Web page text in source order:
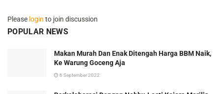
Please login to join discussion
POPULAR NEWS
Makan Murah Dan Enak Ditengah Harga BBM Naik,
Ke Warung Goceng Aja
6 September 2022